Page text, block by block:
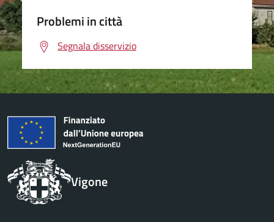
Problemi in città
Segnala disservizio
Vigone